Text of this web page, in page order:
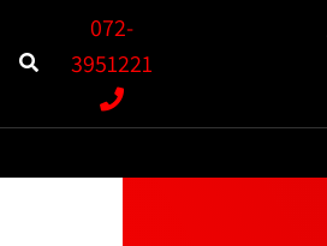
072-
3951221